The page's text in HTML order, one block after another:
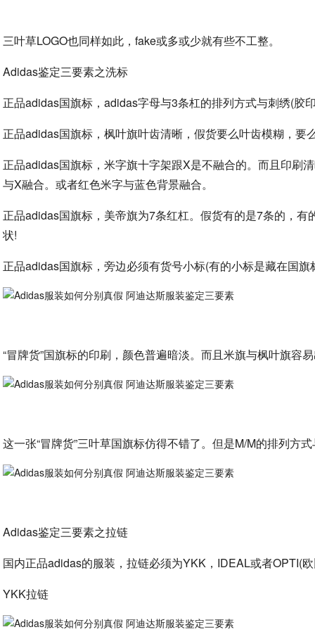
三叶草LOGO也同样如此，fake或多或少就有些不工整。
Adidas鉴定三要素之洗标
正品adidas国旗标，adidas字母与3条杠的排列方式与刺绣(胶
正品adidas国旗标，枫叶旗叶齿清晰，假货要么叶齿模糊，要
正品adidas国旗标，米字旗十字架跟X是不融合的。而且印刷
与X融合。或者红色米字与蓝色背景融合。
正品adidas国旗标，美帝旗为7条红杠。假货有的是7条的，
状!
正品adidas国旗标，旁边必须有货号小标(有的小标是藏在国旗
“冒牌货”国旗标的印刷，颜色普遍暗淡。而且米旗与枫叶旗容
这一张“冒牌货”三叶草国旗标仿得不错了。但是M/M的排列方
Adidas鉴定三要素之拉链
国内正品adidas的服装，拉链必须为YKK，IDEAL或者OPTI(
YKK拉链